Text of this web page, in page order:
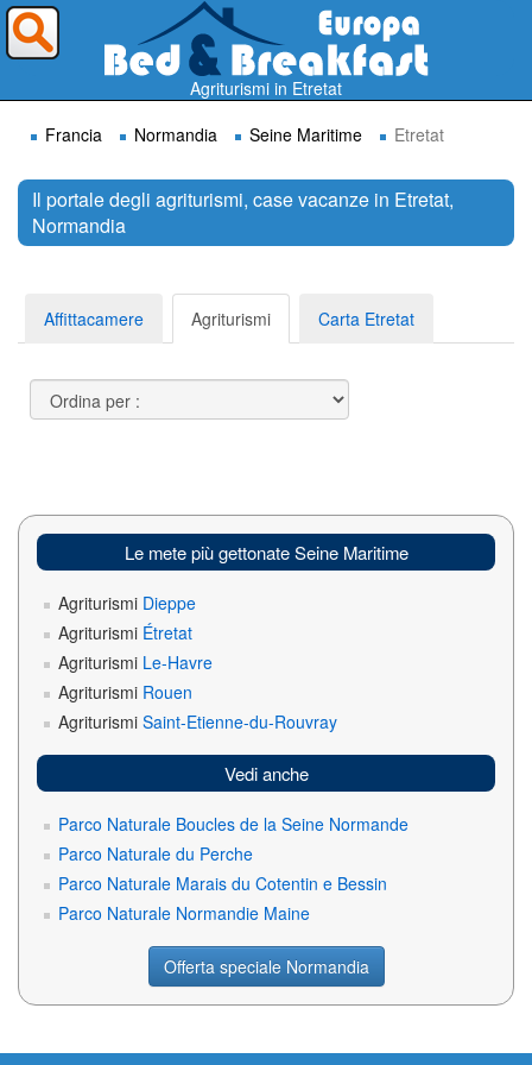
Agriturismi in Etretat
Francia
Normandia Seine Maritime Etretat
Il portale degli agriturismi, case vacanze in Etretat,
Normandia
Affittacamere Agriturismi Carta Etretat
Le mete più gettonate Seine Maritime
Agriturismi Dieppe
Agriturismi Étretat
Agriturismi Le-Havre
Agriturismi Rouen
Agriturismi Saint-Etienne-du-Rouvray
Vedi anche
Parco Naturale Boucles de la Seine Normande
Parco Naturale du Perche
Parco Naturale Marais du Cotentin e Bessin
Parco Naturale Normandie Maine
Offerta speciale Normandia
Dove vorresti andare ?